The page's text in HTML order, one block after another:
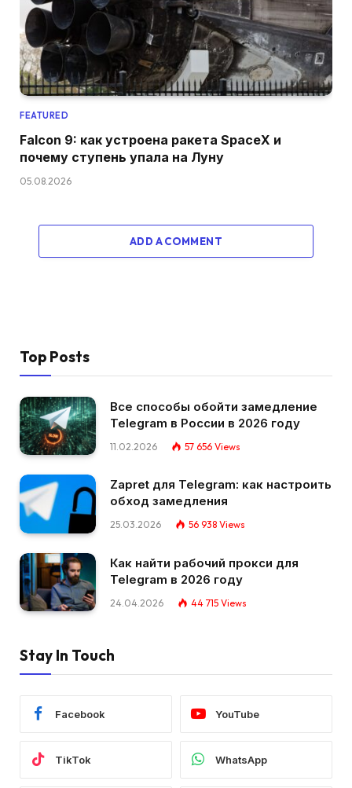
FEATURED
Falcon 9: как устроена ракета SpaceX и
почему ступень упала на Луну
05.08.2026
ADD A COMMENT
Top Posts
Все способы обойти замедление
Telegram в России в 2026 году
11.02.2026 57 656 Views
Zapret для Telegram: как настроить
обход замедления
25.03.2026 56 938 Views
Как найти рабочий прокси для
Telegram в 2026 году
24.04.2026 44 715 Views
Stay In Touch
Facebook YouTube
TikTok WhatsApp